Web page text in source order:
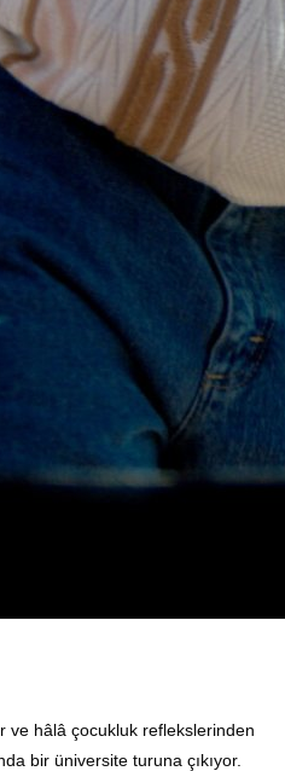
ve hâlâ çocukluk reflekslerinden
bir üniversite turuna çıkıyor.